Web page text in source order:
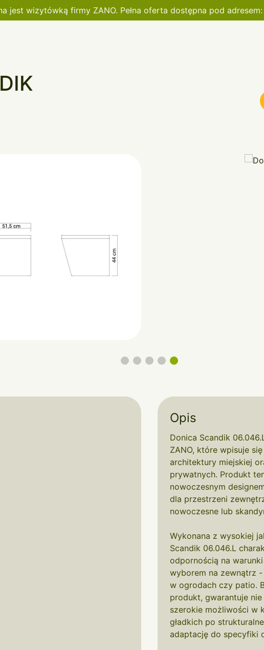
jest wizytówką firmy ZANO. Pełna oferta dostępna pod adresem:
Opis
Donica Scandik
ZANO, które wpisuje
architektury miejskiej
prywatnych. Produkt
nowoczesnym
dla przestrzeni
nowoczesne lub
Wykonana z wysokiej
Scandik 06.046.L
odpornością na
wyborem na zewnątrz
w ogrodach czy patio.
produkt, gwarantuje
szerokie możliwości w
gładkich po
adaptację do specyfiki